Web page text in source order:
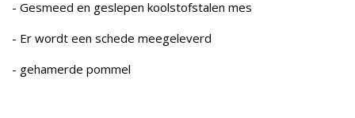
- Gesmeed en geslepen koolstofstalen mes
- Er wordt een schede meegeleverd
- gehamerde pommel